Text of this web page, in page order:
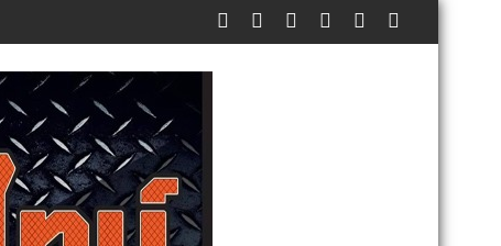
รอนุรักษ์ทะเลจากความร่วมมือของทุกภาคส่วน